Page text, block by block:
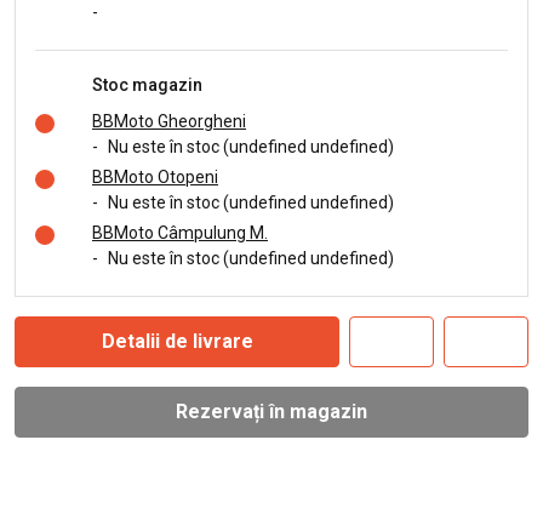
-
Stoc magazin
BBMoto Gheorgheni
-
Nu este în stoc (undefined undefined)
BBMoto Otopeni
-
Nu este în stoc (undefined undefined)
BBMoto Câmpulung M.
-
Nu este în stoc (undefined undefined)
Detalii de livrare
Rezervați în magazin